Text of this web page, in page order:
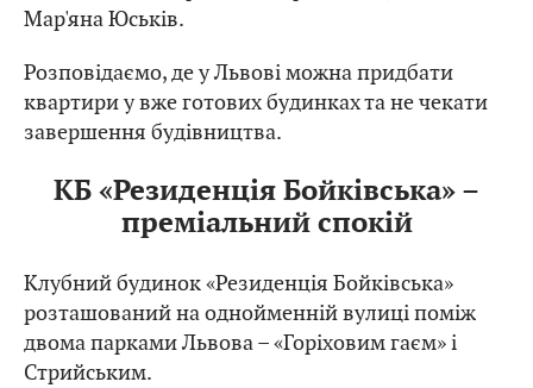
Мар'яна Юськів.
Розповідаємо, де у Львові можна придбати
квартири у вже готових будинках та не чекати
завершення будівництва.
КБ «Резиденція Бойківська» –
преміальний спокій
Клубний будинок «Резиденція Бойківська»
розташований на однойменній вулиці поміж
двома парками Львова – «Горіховим гаєм» і
Стрийським.